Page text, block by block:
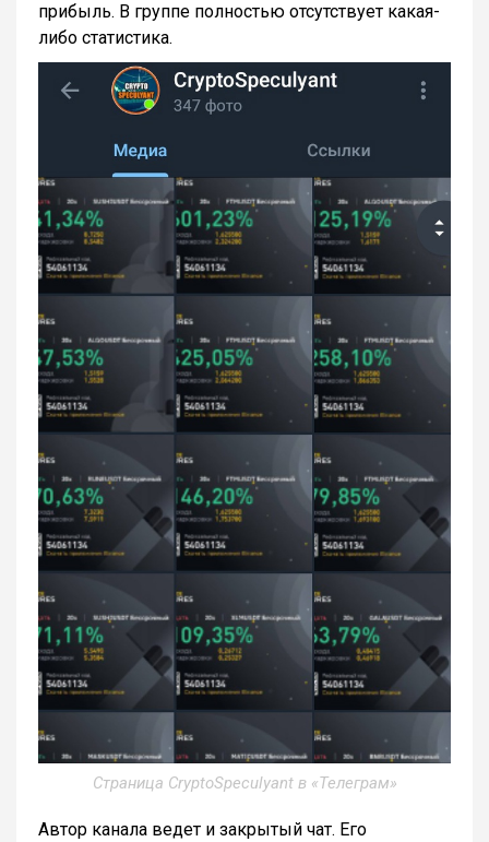
прибыль. В группе полностью отсутствует какая-
либо статистика.
Страница CryptoSpeculyant в «Телеграм»
Автор канала ведет и закрытый чат. Его